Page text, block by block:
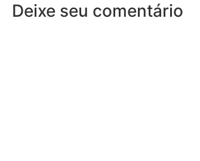
Deixe seu comentário